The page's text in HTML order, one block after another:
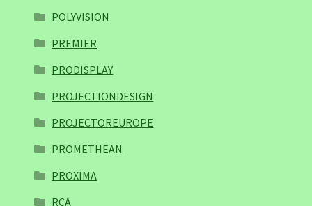
POLYVISION
PREMIER
PRODISPLAY
PROJECTIONDESIGN
PROJECTOREUROPE
PROMETHEAN
PROXIMA
RCA